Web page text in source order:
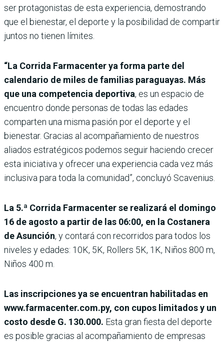
ser protagonistas de esta experiencia, demostrando
que el bienestar, el deporte y la posibilidad de compartir
juntos no tienen límites.
“La Corrida Farmacenter ya forma parte del
calendario de miles de familias paraguayas. Más
que una competencia deportiva, es un espacio de
encuentro donde personas de todas las edades
comparten una misma pasión por el deporte y el
bienestar. Gracias al acompañamiento de nuestros
aliados estratégicos podemos seguir haciendo crecer
esta iniciativa y ofrecer una experiencia cada vez más
inclusiva para toda la comunidad”, concluyó Scavenius.
La 5.ª Corrida Farmacenter se realizará el domingo
16 de agosto a partir de las 06:00, en la Costanera
de Asunción, y contará con recorridos para todos los
niveles y edades: 10K, 5K, Rollers 5K, 1K, Niños 800 m,
Niños 400 m.
Las inscripciones ya se encuentran habilitadas en
www.farmacenter.com.py, con cupos limitados y un
costo desde G. 130.000. Esta gran fiesta del deporte
es posible gracias al acompañamiento de empresas